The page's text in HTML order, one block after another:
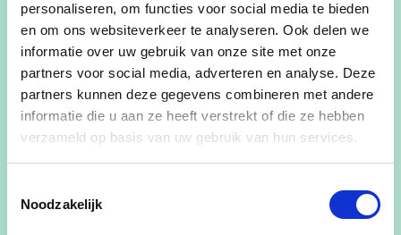
personaliseren, om functies voor social media te bieden
en om ons websiteverkeer te analyseren. Ook delen we
informatie over uw gebruik van onze site met onze
partners voor social media, adverteren en analyse. Deze
partners kunnen deze gegevens combineren met andere
informatie die u aan ze heeft verstrekt of die ze hebben
verzameld op basis van uw gebruik van hun services.
Noodzakelijk
Henk Farasyn